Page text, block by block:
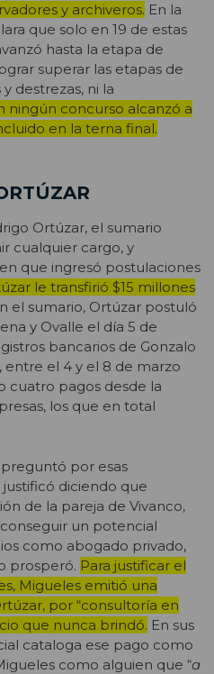
y archiveros. En la
que solo en 19 de estas
hasta la etapa de
superar las etapas de
destrezas, ni la
ningún concurso alcanzó a
en la terna final.
Ortúzar, el sumario
cualquier cargo, y
que ingresó postulaciones
le transfirió $15 millones
el sumario, Ortúzar postuló
y Ovalle el día 5 de
bancarios de Gonzalo
entre el 4 y el 8 de marzo
cuatro pagos desde la
los que en total
por esas
justificó diciendo que
de la pareja de Vivanco,
un potencial
como abogado privado,
prosperó. Para justificar el
Migueles emitió una
por “consultoría en
que nunca brindó. En sus
cataloga ese pago como
como alguien que “a